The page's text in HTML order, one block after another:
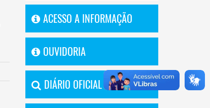
ACESSO A INFORMAÇÃO
OUVIDORIA
DIÁRIO OFICIAL